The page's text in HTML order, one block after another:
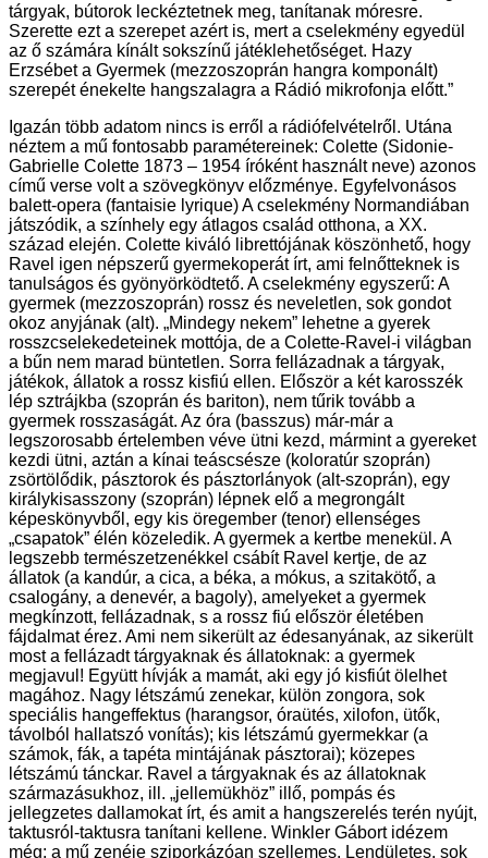
tárgyak, bútorok leckéztetnek meg, tanítanak móresre.
Szerette ezt a szerepet azért is, mert a cselekmény egyedül
az ő számára kínált sokszínű játéklehetőséget. Hazy
Erzsébet a Gyermek (mezzoszoprán hangra komponált)
szerepét énekelte hangszalagra a Rádió mikrofonja előtt.”
Igazán több adatom nincs is erről a rádiófelvételről. Utána
néztem a mű fontosabb paramétereinek: Colette (Sidonie-
Gabrielle Colette 1873 – 1954 íróként használt neve) azonos
című verse volt a szövegkönyv előzménye. Egyfelvonásos
balett-opera (fantaisie lyrique) A cselekmény Normandiában
játszódik, a színhely egy átlagos család otthona, a XX.
század elején. Colette kiváló librettójának köszönhető, hogy
Ravel igen népszerű gyermekoperát írt, ami felnőtteknek is
tanulságos és gyönyörködtető. A cselekmény egyszerű: A
gyermek (mezzoszoprán) rossz és neveletlen, sok gondot
okoz anyjának (alt). „Mindegy nekem” lehetne a gyerek
rosszcselekedeteinek mottója, de a Colette-Ravel-i világban
a bűn nem marad büntetlen. Sorra fellázadnak a tárgyak,
játékok, állatok a rossz kisfiú ellen. Először a két karosszék
lép sztrájkba (szoprán és bariton), nem tűrik tovább a
gyermek rosszaságát. Az óra (basszus) már-már a
legszorosabb értelemben véve ütni kezd, mármint a gyereket
kezdi ütni, aztán a kínai teáscsésze (koloratúr szoprán)
zsörtölődik, pásztorok és pásztorlányok (alt-szoprán), egy
királykisasszony (szoprán) lépnek elő a megrongált
képeskönyvből, egy kis öregember (tenor) ellenséges
„csapatok” élén közeledik. A gyermek a kertbe menekül. A
legszebb természetzenékkel csábít Ravel kertje, de az
állatok (a kandúr, a cica, a béka, a mókus, a szitakötő, a
csalogány, a denevér, a bagoly), amelyeket a gyermek
megkínzott, fellázadnak, s a rossz fiú először életében
fájdalmat érez. Ami nem sikerült az édesanyának, az sikerült
most a fellázadt tárgyaknak és állatoknak: a gyermek
megjavul! Együtt hívják a mamát, aki egy jó kisfiút ölelhet
magához. Nagy létszámú zenekar, külön zongora, sok
speciális hangeffektus (harangsor, óraütés, xilofon, ütők,
távolból hallatszó vonítás); kis létszámú gyermekkar (a
számok, fák, a tapéta mintájának pásztorai); közepes
létszámú tánckar. Ravel a tárgyaknak és az állatoknak
származásukhoz, ill. „jellemükhöz” illő, pompás és
jellegzetes dallamokat írt, és amit a hangszerelés terén nyújt,
taktusról-taktusra tanítani kellene. Winkler Gábort idézem
még: a mű zenéje sziporkázóan szellemes. Lendületes, sok